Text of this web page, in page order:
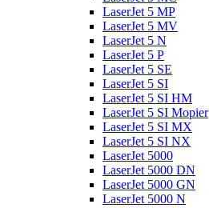
LaserJet 5 MP
LaserJet 5 MV
LaserJet 5 N
LaserJet 5 P
LaserJet 5 SE
LaserJet 5 SI
LaserJet 5 SI HM
LaserJet 5 SI Mopier
LaserJet 5 SI MX
LaserJet 5 SI NX
LaserJet 5000
LaserJet 5000 DN
LaserJet 5000 GN
LaserJet 5000 N